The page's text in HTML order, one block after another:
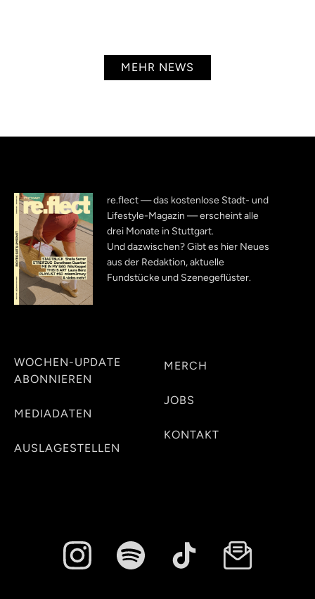
MEHR NEWS
re.flect — das kostenlose Stadt- und
Lifestyle-Magazin — erscheint alle
drei Monate in Stuttgart.
Und dazwischen? Gibt es hier Neues
aus der Redaktion, aktuelle
Fundstücke und Szenegeflüster.
WOCHEN-UPDATE
ABONNIEREN
MEDIADATEN
AUSLAGESTELLEN
MERCH
JOBS
KONTAKT